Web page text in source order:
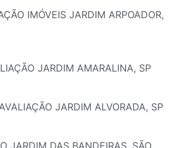
IMÓVEIS JARDIM ARPOADOR,
JARDIM AMARALINA, SP
JARDIM ALVORADA, SP
JARDIM DAS BANDEIRAS, SÃO